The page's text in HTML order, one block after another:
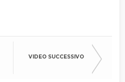
VIDEO SUCCESSIVO